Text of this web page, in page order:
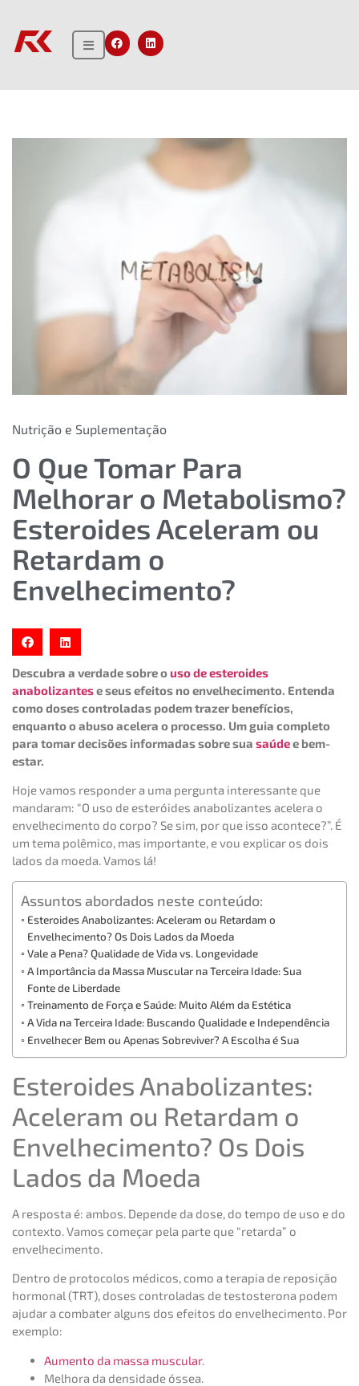
Nutrição e Suplementação
O Que Tomar Para
Melhorar o Metabolismo?
Esteroides Aceleram ou
Retardam o
Envelhecimento?
Descubra a verdade sobre ouso de esteroides
anabolizantese seus efeitos no envelhecimento. Entenda
como doses controladas podem trazer benefícios,
enquanto o abuso acelera o processo. Um guia completo
para tomar decisões informadas sobre sua saúdee bem-
estar.
Hoje vamos responder a uma pergunta interessante que
mandaram: “O uso de esteróides anabolizantes acelera o
envelhecimento do corpo? Se sim, por que isso acontece?”. É
um tema polêmico, mas importante, e vou explicar os dois
lados da moeda. Vamos lá!
Assuntos abordados neste conteúdo:
Esteroides Anabolizantes: Aceleram ou Retardam o
Envelhecimento? Os Dois Lados da Moeda
Vale a Pena? Qualidade de Vida vs. Longevidade
A Importância da Massa Muscular na Terceira Idade: Sua
Fonte de Liberdade
Treinamento de Força e Saúde: Muito Além da Estética
A Vida na Terceira Idade: Buscando Qualidade e Independência
Envelhecer Bem ou Apenas Sobreviver? A Escolha é Sua
Esteroides Anabolizantes:
Aceleram ou Retardam o
Envelhecimento? Os Dois
Lados da Moeda
A resposta é: ambos. Depende da dose, do tempo de uso e do
contexto. Vamos começar pela parte que “retarda” o
envelhecimento.
Dentro de protocolos médicos, como a terapia de reposição
hormonal (TRT), doses controladas de testosterona podem
ajudar a combater alguns dos efeitos do envelhecimento. Por
exemplo:
Aumento da massa muscular.
Melhora da densidade óssea.